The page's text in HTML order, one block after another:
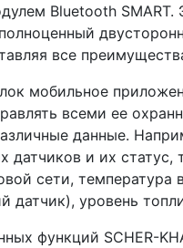
Bluetooth
все
мобильное
всеми ее
данные.
датчиков и их статус,
сети, температура
датчик), уровень
функций SCHER-